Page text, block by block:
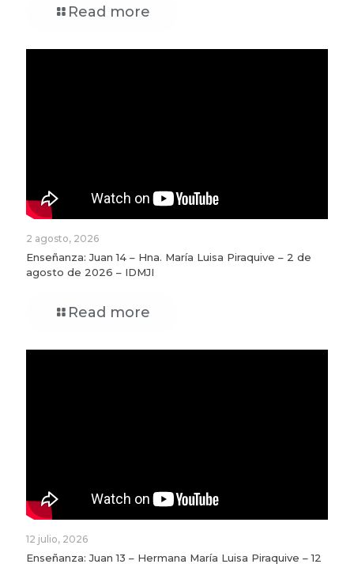
Read more
2 agosto, 2026
Enseñanza: Juan 14 – Hna. María Luisa Piraquive – 2 de
agosto de 2026 – IDMJI
Read more
12 julio, 2026
Enseñanza: Juan 13 – Hermana María Luisa Piraquive – 12